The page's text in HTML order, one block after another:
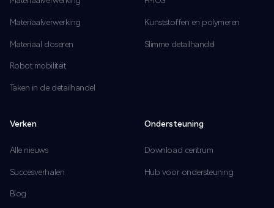
Materiaalverwerking
Materiaal doseren
Robot mobiliteit
Taken in de detailhandel
Kunststoffen en polymeren
Slimme detailhandel
Verken
Alle nieuws
Succesverhalen
Blog
Ondersteuning
Download centrum
Hub voor ondersteuning